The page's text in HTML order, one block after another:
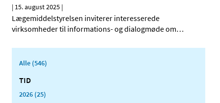
| 15. august 2025 |
Lægemiddelstyrelsen inviterer interesserede
virksomheder til informations- og dialogmøde om…
Alle (546)
TID
2026 (25)